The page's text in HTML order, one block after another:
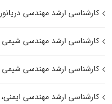
کارشناسی ارشد مهندسی
کارشناسی ارشد مهندسی شیمی
کارشناسی ارشد مهندسی شیمی
کارشناسی ارشد مهندسی